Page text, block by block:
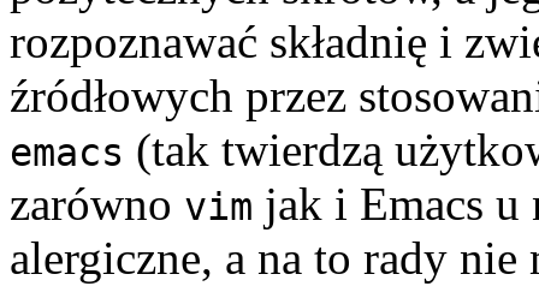
rozpoznawać składnię i
źródłowych przez
emacs (tak twierdzą
zarówno vim jak i Emacs u
alergiczne, a na to rady nie